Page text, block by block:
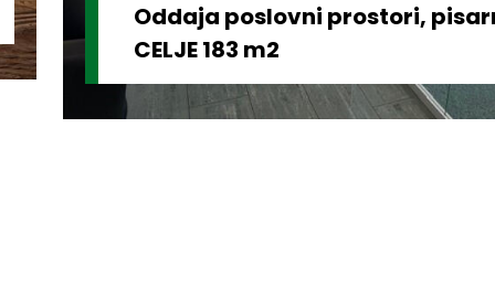
Oddaja poslovni prostori,
CELJE 183 m2